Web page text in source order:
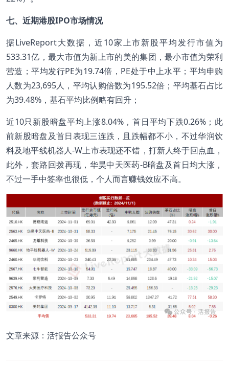
七、近期港股IPO市场情况
据LiveReport大数据，近10家上市新股平均发行市值为
533.31亿，最大市值为新上市的美的集团，最小市值为荣利
营造；平均发行PE为19.74倍，PE处于中上水平；平均申购
人数为23,695人，平均认购倍数为195.52倍；平均基石占比
为39.48%，基石平均比例略有回升；
近10只新股暗盘平均上涨8.04%，首日平均下跌0.26%；此
前新股暗盘及首日表现三连跌，且跌幅都不小，不过华润饮
料及地平线机器人-W上市表现还不错，打新人终于回点血，
此外，套路回拨再现，华昊中天医药-B暗盘及首日均大涨，
不过一手中签率也很低，个人而言赚钱效应不高。
文章来源：活报告公众号